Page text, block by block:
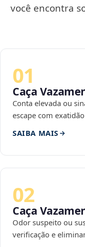
você encontra
01
Caça
Conta elevada ou
escape com
SAIBA MAIS
02
Caça
Odor suspeito ou
verificação e